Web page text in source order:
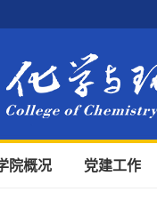
院概况 党建工作